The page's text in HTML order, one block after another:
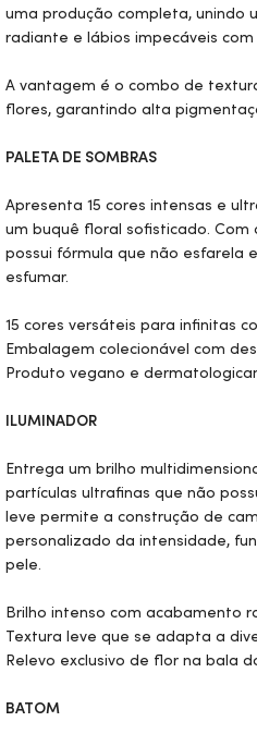
uma produção completa, unindo
radiante e lábios impecáveis com
A vantagem é o combo de
flores, garantindo alta
PALETA DE SOMBRAS
Apresenta 15 cores intensas e
um buquê floral sofisticado. Com
possui fórmula que não esfarela
esfumar.
15 cores versáteis para infinitas
Embalagem colecionável com
Produto vegano e
ILUMINADOR
Entrega um brilho
partículas ultrafinas que não
leve permite a construção de
personalizado da intensidade,
pele.
Brilho intenso com acabamento
Textura leve que se adapta a
Relevo exclusivo de flor na bala
BATOM